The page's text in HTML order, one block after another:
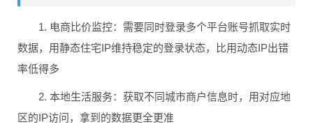
1. 电商比价监控：需要同时登录多个平台账号抓取实时
数据，用静态住宅IP维持稳定的登录状态，比用动态IP出错
率低得多
2. 本地生活服务：获取不同城市商户信息时，用对应地
区的IP访问，拿到的数据更全更准